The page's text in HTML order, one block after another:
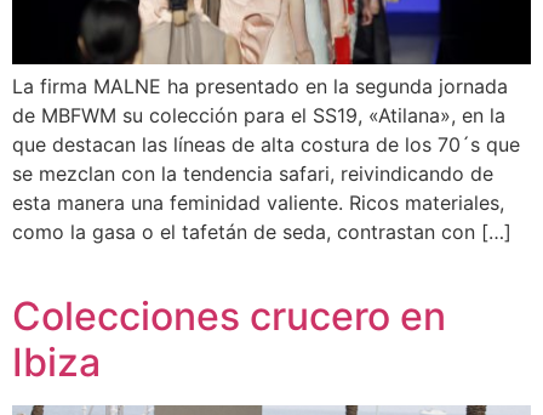
La firma MALNE ha presentado en la segunda jornada
de MBFWM su colección para el SS19, «Atilana», en la
que destacan las líneas de alta costura de los 70´s que
se mezclan con la tendencia safari, reivindicando de
esta manera una feminidad valiente. Ricos materiales,
como la gasa o el tafetán de seda, contrastan con […]
Colecciones crucero en
Ibiza